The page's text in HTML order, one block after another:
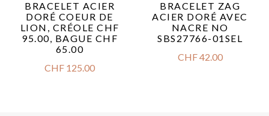
BRACELET ACIER
DORÉ COEUR DE
LION, CRÉOLE CHF
95.00, BAGUE CHF
65.00
CHF 125.00
BRACELET ZAG
ACIER DORÉ AVEC
NACRE NO
SBS27766-01SEL
CHF42.00